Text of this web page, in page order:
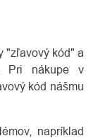
"zľavový kód" a
Pri nákupe v
kód nášmu
napríklad